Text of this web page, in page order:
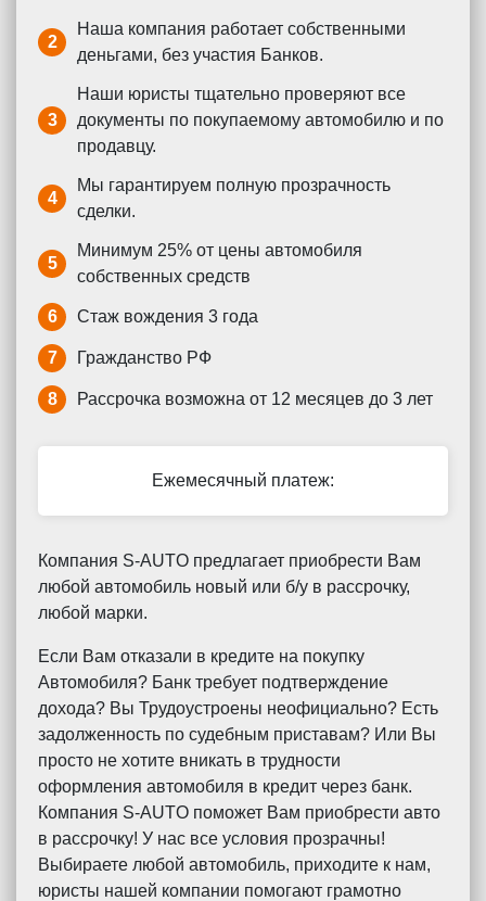
2
Наша компания работает собственными
деньгами, без участия Банков.
3
Наши юристы тщательно проверяют все
документы по покупаемому автомобилю и по
продавцу.
4
Мы гарантируем полную прозрачность
сделки.
5
Минимум 25% от цены автомобиля
собственных средств
6 Стаж вождения 3 года
7 Гражданство РФ
8 Рассрочка возможна от 12 месяцев до 3 лет
Ежемесячный платеж:
Компания S-AUTO предлагает приобрести Вам
любой автомобиль новый или б/у в рассрочку,
любой марки.
Если Вам отказали в кредите на покупку
Автомобиля? Банк требует подтверждение
дохода? Вы Трудоустроены неофициально? Есть
задолженность по судебным приставам? Или Вы
просто не хотите вникать в трудности
оформления автомобиля в кредит через банк.
Компания S-AUTO поможет Вам приобрести авто
в рассрочку! У нас все условия прозрачны!
Выбираете любой автомобиль, приходите к нам,
юристы нашей компании помогают грамотно